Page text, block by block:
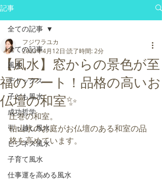
記事
全ての記事
風水
デトックス
子ども風水
成功哲学
引っ越し風水
ビジネス風水
子育て風水
仕事運を高める風水
全ての記事
【風水】窓からの景色が至
福のアート！品格の高いお
仏壇の和室✨
フジワラユカ
2023年4月12日 読了時間: 2分
圧巻の和室。
枯山水のお庭がお仏壇のある和室の品
格を高めています。